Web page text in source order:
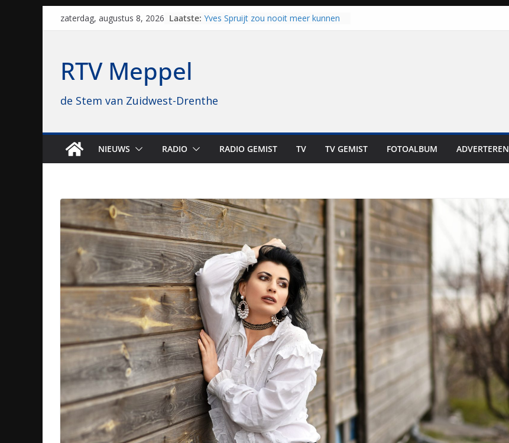
zaterdag, augustus 8, 2026 Laatste: Yves Spruijt zou nooit meer kunnen
bijna 1.000 zonnepanelen in gebruik
Hoogeveen over: “Dit is altijd een
topbioscoop geweest”
RTV Meppel
de Stem van Zuidwest-Drenthe
NIEUWS RADIO RADIO GEMIST TV TV GEMIST FOTOALBUM ADVERTEREN